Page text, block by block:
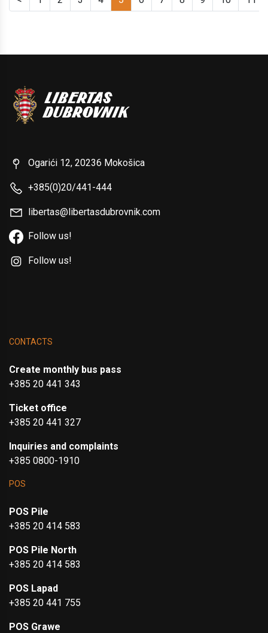
Ogarići 12, 20236 Mokošica
+385(0)20/441-444
libertas@libertasdubrovnik.com
Follow us!
Follow us!
CONTACTS
Create monthly bus pass
+385 20 441 343
Ticket office
+385 20 441 327
Inquiries and complaints
+385 0800-1910
POS
POS Pile
+385 20 414 583
POS Pile North
+385 20 414 583
POS Lapad
+385 20 441 755
POS Grawe